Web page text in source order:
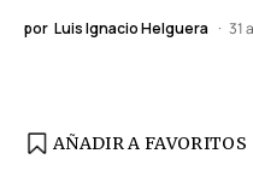
por Luis Ignacio Helguera 31
AÑADIR A FAVORITOS